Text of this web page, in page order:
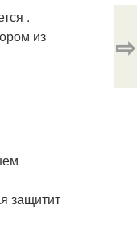
.
из
защитит
⇨